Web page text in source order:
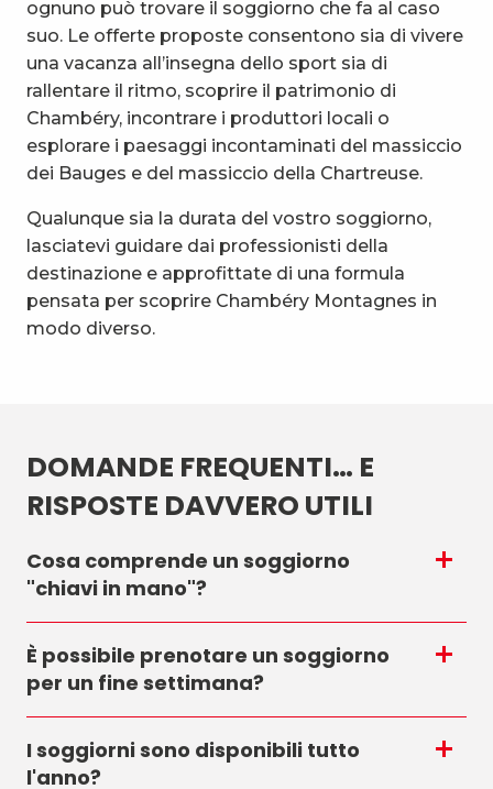
ognuno può trovare il soggiorno che fa al caso
suo. Le offerte proposte consentono sia di vivere
una vacanza all’insegna dello sport sia di
rallentare il ritmo, scoprire il patrimonio di
Chambéry, incontrare i produttori locali o
esplorare i paesaggi incontaminati del massiccio
dei Bauges e del massiccio della Chartreuse.
Qualunque sia la durata del vostro soggiorno,
lasciatevi guidare dai professionisti della
destinazione e approfittate di una formula
pensata per scoprire Chambéry Montagnes in
modo diverso.
DOMANDE FREQUENTI… E
RISPOSTE DAVVERO UTILI
Cosa comprende un soggiorno
"chiavi in mano"?
È possibile prenotare un soggiorno
per un fine settimana?
I soggiorni sono disponibili tutto
l'anno?